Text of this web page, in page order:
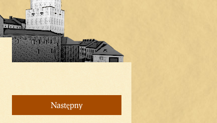
Następny